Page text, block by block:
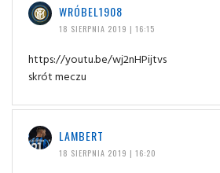
WRÓBEL1908
18 SIERPNIA 2019 | 16:15
https://youtu.be/wj2nHPijtvs
skrót meczu
LAMBERT
18 SIERPNIA 2019 | 16:20